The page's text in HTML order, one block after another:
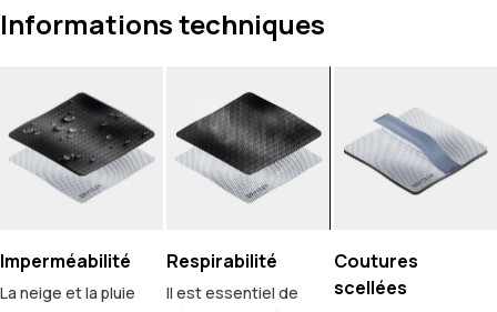
Informations techniques
Imperméabilité
La neige et la pluie
Respirabilité
Il est essentiel de
Coutures
scellées